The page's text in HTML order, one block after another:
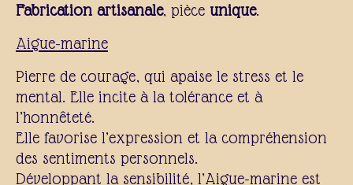
Fabrication artisanale, pièce unique.
Aigue-marine
Pierre de courage, qui apaise le stress et le
mental. Elle incite à la tolérance et à
l’honnêteté.
Elle favorise l’expression et la compréhension
des sentiments personnels.
Développant la sensibilité, l’Aigue-marine est